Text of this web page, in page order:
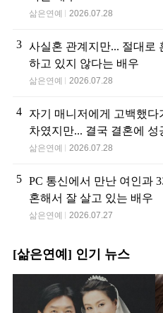
삶은연예 2026.07.28
3 사실혼 관계지만... 절대로
하고 있지 않다는 배우
삶은연예 2026.07.28
4
자기 매니저에게 고백했다
차였지만... 결국 결혼에 성
삶은연예 2026.07.28
5 PC 통신에서 만난 여인과
혼해서 잘 살고 있는 배우
삶은연예 2026.07.27
[삶은연예] 인기 뉴스